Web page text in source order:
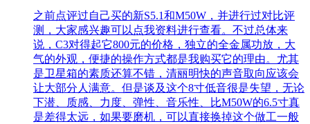
之前点评过自己买的新S5.1和M50W，并进行过对比评
测，大家感兴趣可以点我资料进行查看。不过总体来
说，C3对得起它800元的价格，独立的全金属功放，大
气的外观，便捷的操作方式都是我购买它的理由。尤其
是卫星箱的素质还算不错，清丽明快的声音取向应该会
让大部分人满意。但是谈及这个8寸低音很是失望，无论
下潜、质感、力度、弹性、音乐性、比M50W的6.5寸真
是差得太远，如果要磨机，可以直接换掉这个做工一般